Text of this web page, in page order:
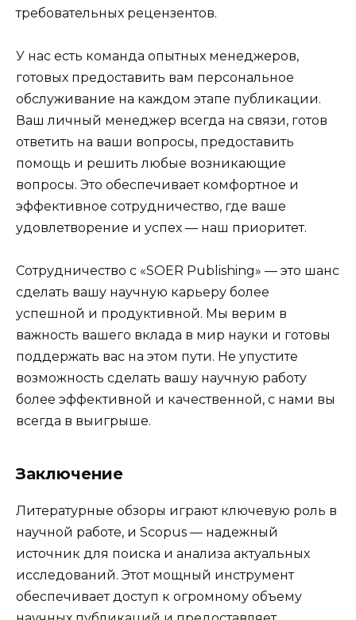
требовательных рецензентов.
У нас есть команда опытных менеджеров,
готовых предоставить вам персональное
обслуживание на каждом этапе публикации.
Ваш личный менеджер всегда на связи, готов
ответить на ваши вопросы, предоставить
помощь и решить любые возникающие
вопросы. Это обеспечивает комфортное и
эффективное сотрудничество, где ваше
удовлетворение и успех — наш приоритет.
Сотрудничество с «SOER Publishing» — это шанс
сделать вашу научную карьеру более
успешной и продуктивной. Мы верим в
важность вашего вклада в мир науки и готовы
поддержать вас на этом пути. Не упустите
возможность сделать вашу научную работу
более эффективной и качественной, с нами вы
всегда в выигрыше.
Заключение
Литературные обзоры играют ключевую роль в
научной работе, и Scopus — надежный
источник для поиска и анализа актуальных
исследований. Этот мощный инструмент
обеспечивает доступ к огромному объему